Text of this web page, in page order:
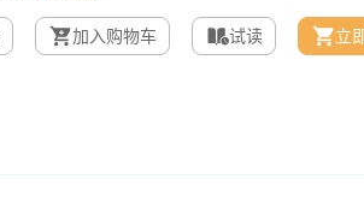
加入购物车 试读 立